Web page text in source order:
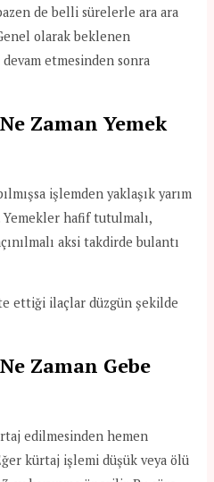
de belli sürelerle ara ara
olarak beklenen
etmesinden sonra
Zaman Yemek
işlemden yaklaşık yarım
hafif tutulmalı,
aksi takdirde bulantı
ettiği ilaçlar düzgün şekilde
Zaman Gebe
edilmesinden hemen
kürtaj işlemi düşük veya ölü